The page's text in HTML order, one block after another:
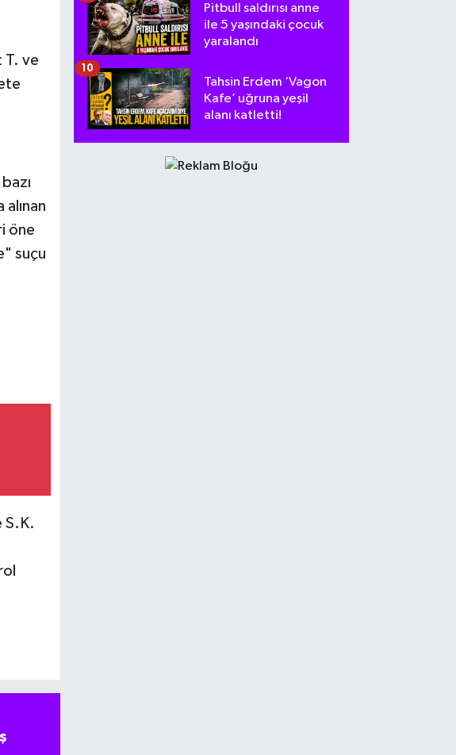
T. ve
alınan
öne
suçu
S.K.
Pitbull saldırısı anne
ile 5 yaşındaki çocuk
yaralandı
Tahsin Erdem ‘Vagon
Kafe’ uğruna yeşil
alanı katletti!
10